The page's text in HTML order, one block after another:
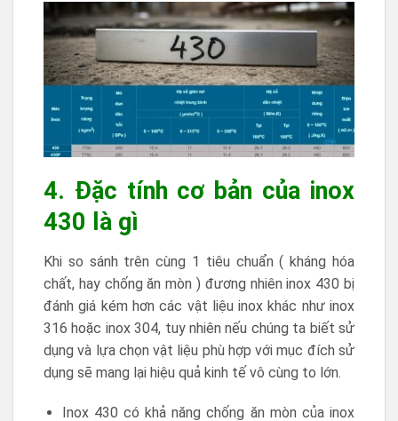
4. Đặc tính cơ bản của inox
430 là gì
Khi so sánh trên cùng 1 tiêu chuẩn ( kháng hóa
chất, hay chống ăn mòn ) đương nhiên inox 430 bị
đánh giá kém hơn các vật liệu inox khác như inox
316 hoặc inox 304, tuy nhiên nếu chúng ta biết sử
dụng và lựa chọn vật liệu phù hợp với mục đích sử
dụng sẽ mang lại hiệu quả kinh tế vô cùng to lớn.
Inox 430 có khả năng chống ăn mòn của inox